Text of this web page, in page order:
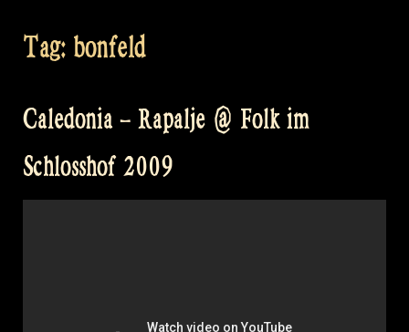
Tag: bonfeld
Caledonia – Rapalje @ Folk im
Schlosshof 2009